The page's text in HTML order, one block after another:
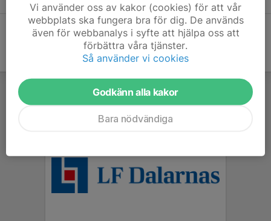
Vi använder oss av kakor (cookies) för att vår
webbplats ska fungera bra för dig. De används
även för webbanalys i syfte att hjälpa oss att
förbättra våra tjänster.
Så använder vi cookies
Godkänn alla kakor
Bara nödvändiga